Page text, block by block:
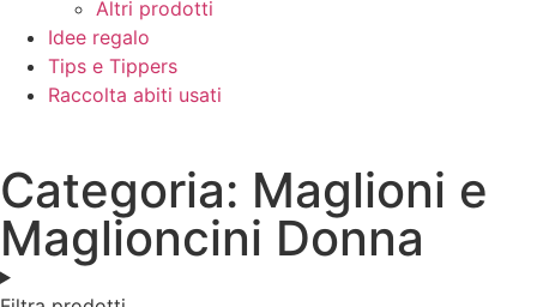
Altri prodotti
Idee regalo
Tips e Tippers
Raccolta abiti usati
Categoria: Maglioni e
Maglioncini Donna